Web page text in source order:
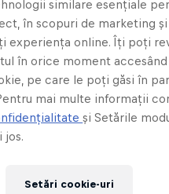
secundă din toată
Mondiale Red Bull
TV. Acțiunea în direct
urmează:
| 15:35 AEDT
similare esențiale
în scopuri de marketing
experiența online. Îți poți
în orice moment
pe care le poți găsi în
mai multe informații
și Setările
jos.
Setări cookie-uri